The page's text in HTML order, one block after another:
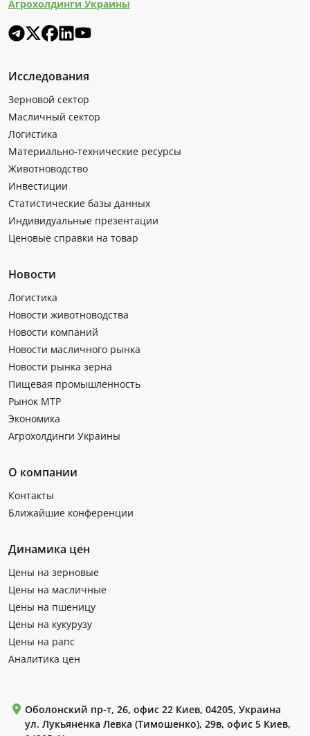
Агрохолдинги Украины
Исследования
Зерновой сектор
Масличный сектор
Логистика
Материально-технические ресурсы
Животноводство
Инвестиции
Статистические базы данных
Индивидуальные презентации
Ценовые справки на товар
Новости
Логистика
Новости животноводства
Новости компаний
Новости масличного рынка
Новости рынка зерна
Пищевая промышленность
Рынок МТР
Экономика
Агрохолдинги Украины
О компании
Контакты
Ближайшие конференции
Динамика цен
Цены на зерновые
Цены на масличные
Цены на пшеницу
Цены на кукурузу
Цены на рапс
Аналитика цен
Оболонский пр-т, 26, офис 22 Киев, 04205, Украина
ул. Лукьяненка Левка (Тимошенко), 29в, офис 5 Киев,